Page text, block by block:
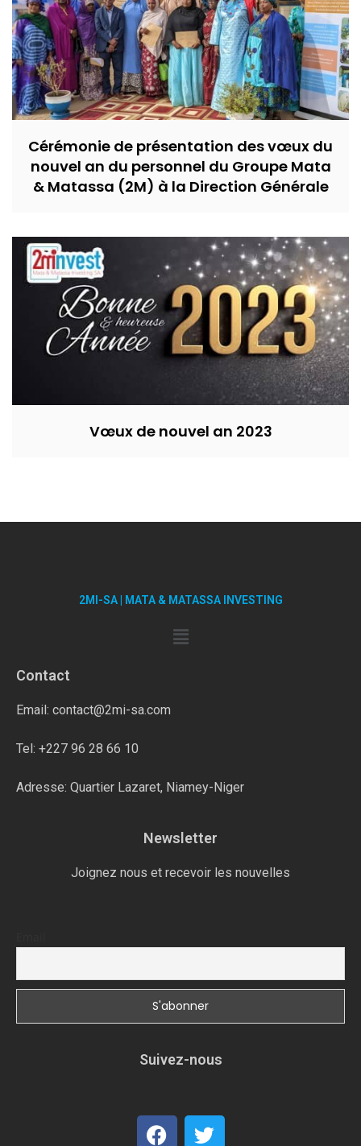
Cérémonie de présentation des vœux du
nouvel an du personnel du Groupe Mata
& Matassa (2M) à la Direction Générale
Vœux de nouvel an 2023
2MI-SA | MATA & MATASSA INVESTING
Contact
Email: contact@2mi-sa.com
Tel: +227 96 28 66 10
Adresse: Quartier Lazaret, Niamey-Niger
Newsletter
Joignez nous et recevoir les nouvelles
Suivez-nous